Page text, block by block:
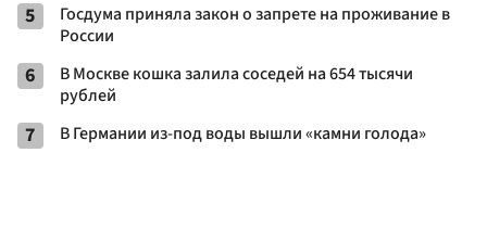
5
Госдума приняла закон о запрете на проживание в
России
6
В Москве кошка залила соседей на 654 тысячи
рублей
7 В Германии из-под воды вышли «камни голода»